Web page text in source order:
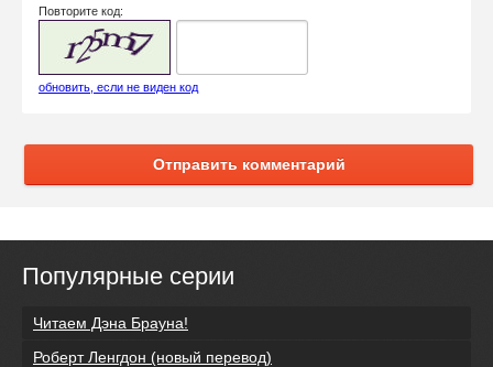
Повторите код:
обновить, если не виден код
Отправить комментарий
Популярные серии
Читаем Дэна Брауна!
Роберт Ленгдон (новый перевод)